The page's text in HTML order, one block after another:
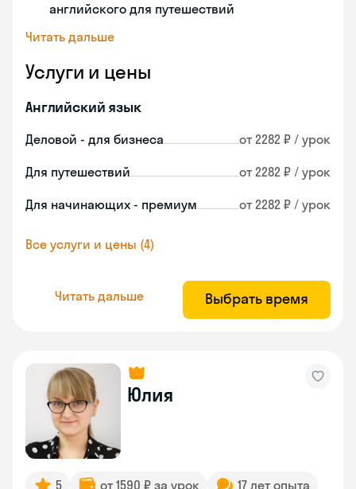
английского для путешествий
Читать дальше
Услуги и цены
Английский язык
Деловой - для бизнеса от 2282 ₽ / урок
Для путешествий от 2282 ₽ / урок
Для начинающих - премиум от 2282 ₽ / урок
Все услуги и цены (4)
Читать дальше Выбрать время
Юлия
5 от 1590 ₽ за урок
17 лет опыта